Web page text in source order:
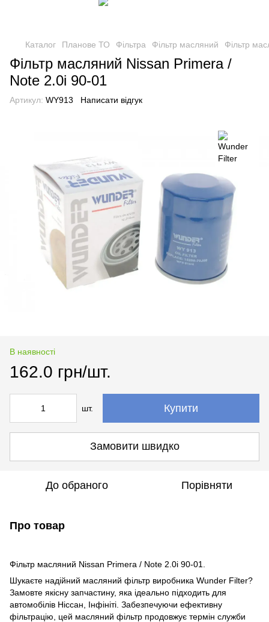
Каталог Планове ТО Фільтра Фільтр масляний Фільтр
Фільтр масляний Nissan Primera /
Note 2.0i 90-01
Артикул: WY913 Написати відгук
В наявності
162.0 грн/шт.
шт. Купити
Замовити швидко
До обраного Порівняти
Про товар
Фільтр масляний Nissan Primera / Note 2.0i 90-01.
Шукаєте надійний масляний фільтр виробника Wunder Filter?
Замовте якісну запчастину, яка ідеально підходить для
автомобілів Ніссан, Інфініті. Забезпечуючи ефективну
фільтрацію, цей масляний фільтр продовжує термін служби